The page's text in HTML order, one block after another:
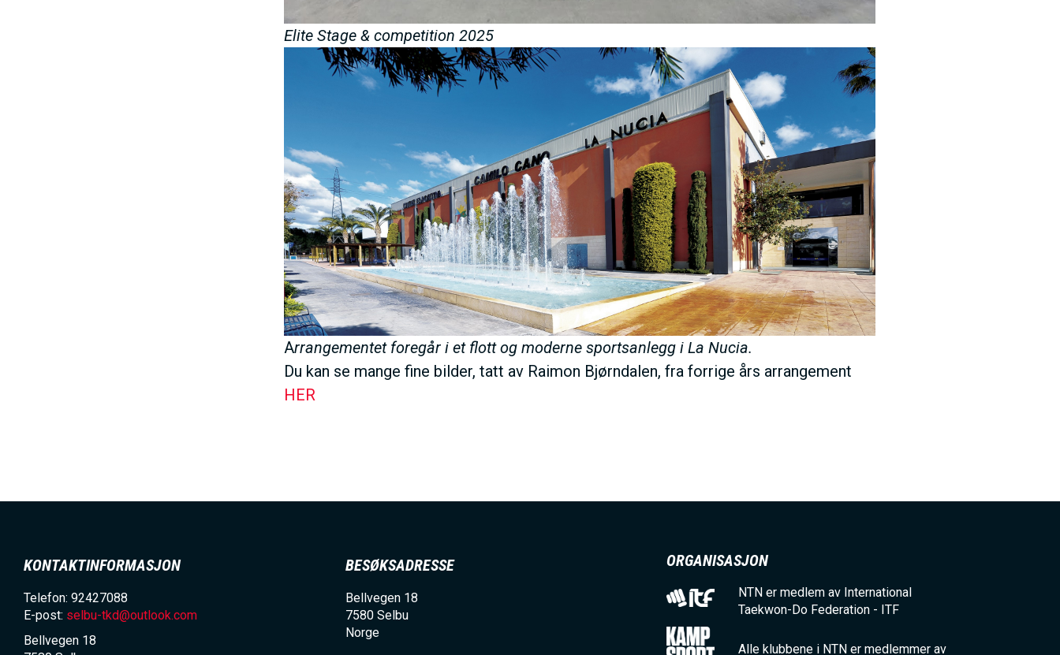
Elite Stage & competition 2025
Arrangementet foregår i et flott og moderne sportsanlegg i La Nucia.
Du kan se mange fine bilder, tatt av Raimon Bjørndalen, fra forrige års arrangement
HER
KONTAKTINFORMASJON
Telefon: 92427088
E-post: selbu-tkd@outlook.com
Bellvegen 18
BESØKSADRESSE
Bellvegen 18
7580 Selbu
Norge
ORGANISASJON
NTN er medlem av International
Taekwon-Do Federation - ITF
Alle klubbene i NTN er medlemmer av